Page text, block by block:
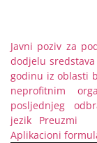
Javni poziv za
dodjelu
godinu iz oblasti
neprofitnim
posljednjeg
jezik
Preuzmi
Aplikacioni